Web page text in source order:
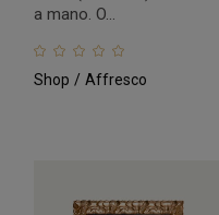
a mano. O...
Shop Affresco